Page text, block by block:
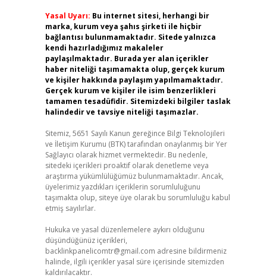
Yasal Uyarı: Bu internet sitesi, herhangi bir
marka, kurum veya şahıs şirketi ile hiçbir
bağlantısı bulunmamaktadır. Sitede yalnızca
kendi hazırladığımız makaleler
paylaşılmaktadır. Burada yer alan içerikler
haber niteliği taşımamakta olup, gerçek kurum
ve kişiler hakkında paylaşım yapılmamaktadır.
Gerçek kurum ve kişiler ile isim benzerlikleri
tamamen tesadüfidir. Sitemizdeki bilgiler taslak
halindedir ve tavsiye niteliği taşımazlar.
Sitemiz, 5651 Sayılı Kanun gereğince Bilgi Teknolojileri
ve İletişim Kurumu (BTK) tarafından onaylanmış bir Yer
Sağlayıcı olarak hizmet vermektedir. Bu nedenle,
sitedeki içerikleri proaktif olarak denetleme veya
araştırma yükümlülüğümüz bulunmamaktadır. Ancak,
üyelerimiz yazdıkları içeriklerin sorumluluğunu
taşımakta olup, siteye üye olarak bu sorumluluğu kabul
etmiş sayılırlar.
Hukuka ve yasal düzenlemelere aykırı olduğunu
düşündüğünüz içerikleri,
backlinkpanelicomtr@gmail.com adresine bildirmeniz
halinde, ilgili içerikler yasal süre içerisinde sitemizden
kaldırılacaktır.